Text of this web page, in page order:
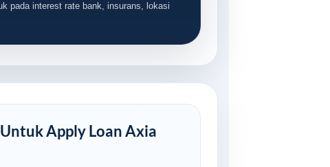
pada interest rate bank, insurans, lokasi
Apply Loan Axia